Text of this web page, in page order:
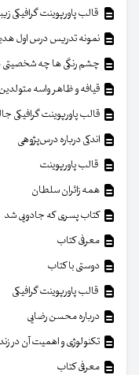
قالب پاورپوینت گرافیکی
نمونه تدریس درس اول
چشم رنگی ها چه شخصیتی
قیافه و ظاهر واسه
قالب پاورپوینت گرافیکی
اندکی درباره درس‌پژوهی
قالب پاورپوینت
همه زائران سلطان
کتاب پسری که جادویی شد
معرفی کتاب
دوستی با کتاب
قالب پاورپوینت گرافیکی
درباره محسن رضایی
تکنولوژی و اهمیت آن در
معرفی کتاب